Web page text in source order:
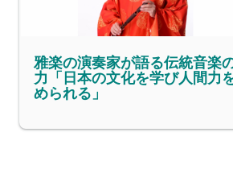
雅楽の演奏家が語る伝統音楽
力「日本の文化を学び人間力
められる」